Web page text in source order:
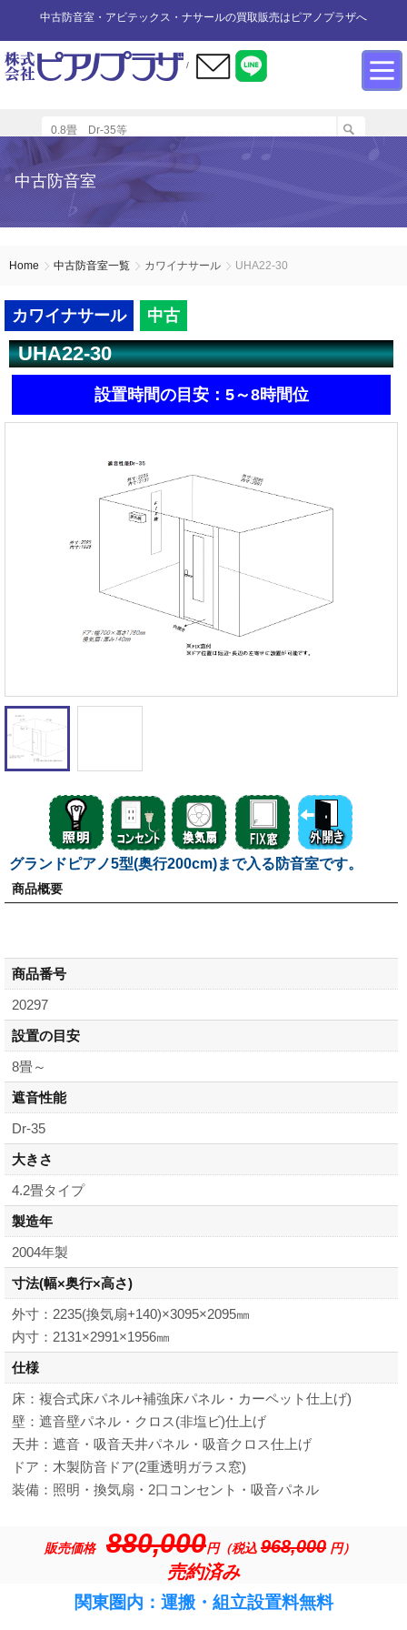
中古防音室・アビテックス・ナサールの買取販売はピアノプラザへ
/
カワイ防音ルーム
ユニットタイプ
ペット用防音室
防音室中古
展示品リスト
アビテックス2畳～3畳未満
アビテックス3畳～
カワイナサール
その他防音室
かんたん在庫検索
売約済みリスト
防音室買取
防音室WEB買取
防音室設置のアドバイス
防音室内へのピアノの設置
設置スペースの採寸方法
エアコンの設置方法
遮音性能の違いを体験
インフォメーション
商品の購入について
店舗までの案内地図
お問い合わせ
中古防音室
Home 中古防音室一覧 カワイナサール UHA22-30
カワイナサール 中古
UHA22-30
設置時間の目安：5～8時間位
グランドピアノ5型(奥行200cm)まで入る防音室です。
商品概要
商品番号
20297
設置の目安
8畳～
遮音性能
Dr-35
大きさ
4.2畳タイプ
製造年
2004年製
寸法(幅×奥行×高さ)
外寸：2235(換気扇+140)×3095×2095㎜
内寸：2131×2991×1956㎜
仕様
床：複合式床パネル+補強床パネル・カーペット仕上げ)
壁：遮音壁パネル・クロス(非塩ビ)仕上げ
天井：遮音・吸音天井パネル・吸音クロス仕上げ
ドア：木製防音ドア(2重透明ガラス窓)
装備：照明・換気扇・2口コンセント・吸音パネル
販売価格 880,000円（税込 968,000 円）
売約済み
関東圏内：運搬・組立設置料無料